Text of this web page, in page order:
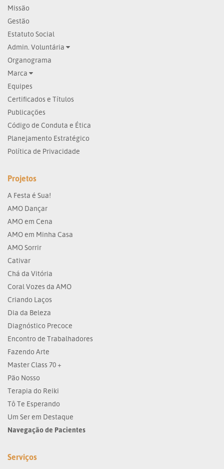
Missão
Gestão
Estatuto Social
Admin. Voluntária
Organograma
Marca
Equipes
Certificados e Títulos
Publicações
Código de Conduta e Ética
Planejamento Estratégico
Política de Privacidade
Projetos
A Festa é Sua!
AMO Dançar
AMO em Cena
AMO em Minha Casa
AMO Sorrir
Cativar
Chá da Vitória
Coral Vozes da AMO
Criando Laços
Dia da Beleza
Diagnóstico Precoce
Encontro de Trabalhadores
Fazendo Arte
Master Class 70 +
Pão Nosso
Terapia do Reiki
Tô Te Esperando
Um Ser em Destaque
Navegação de Pacientes
Serviços